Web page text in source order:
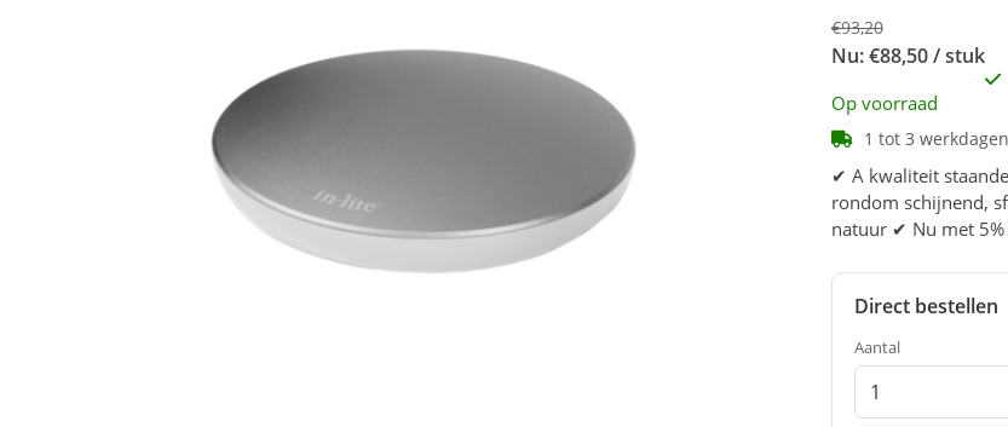
€93,20
Nu: €88,50 / stuk
Op voorraad
1 tot 3 werkdagen
✔ A kwaliteit
rondom schijnend,
natuur ✔ Nu met
Direct bestellen
Aantal